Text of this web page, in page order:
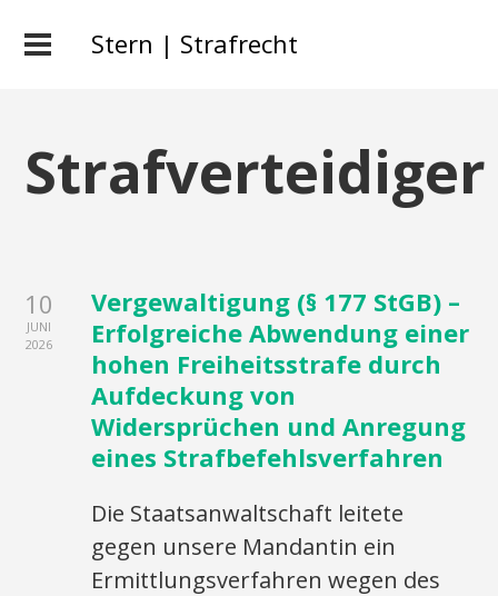
Stern | Strafrecht
Strafverteidiger
10
JUNI
2026
Vergewaltigung (§ 177 StGB) –
Erfolgreiche Abwendung einer
hohen Freiheitsstrafe durch
Aufdeckung von
Widersprüchen und Anregung
eines Strafbefehlsverfahren
Die Staatsanwaltschaft leitete
gegen unsere Mandantin ein
Ermittlungsverfahren wegen des